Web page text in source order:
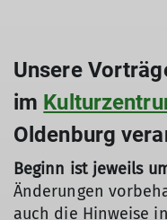
Unsere
im
Oldenburg
Beginn ist jeweils
Änderungen
auch die Hinweise